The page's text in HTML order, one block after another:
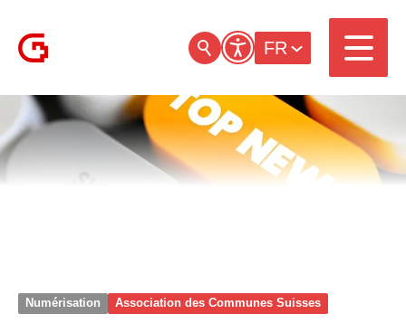
FR
Numérisation Association des Communes Suisses